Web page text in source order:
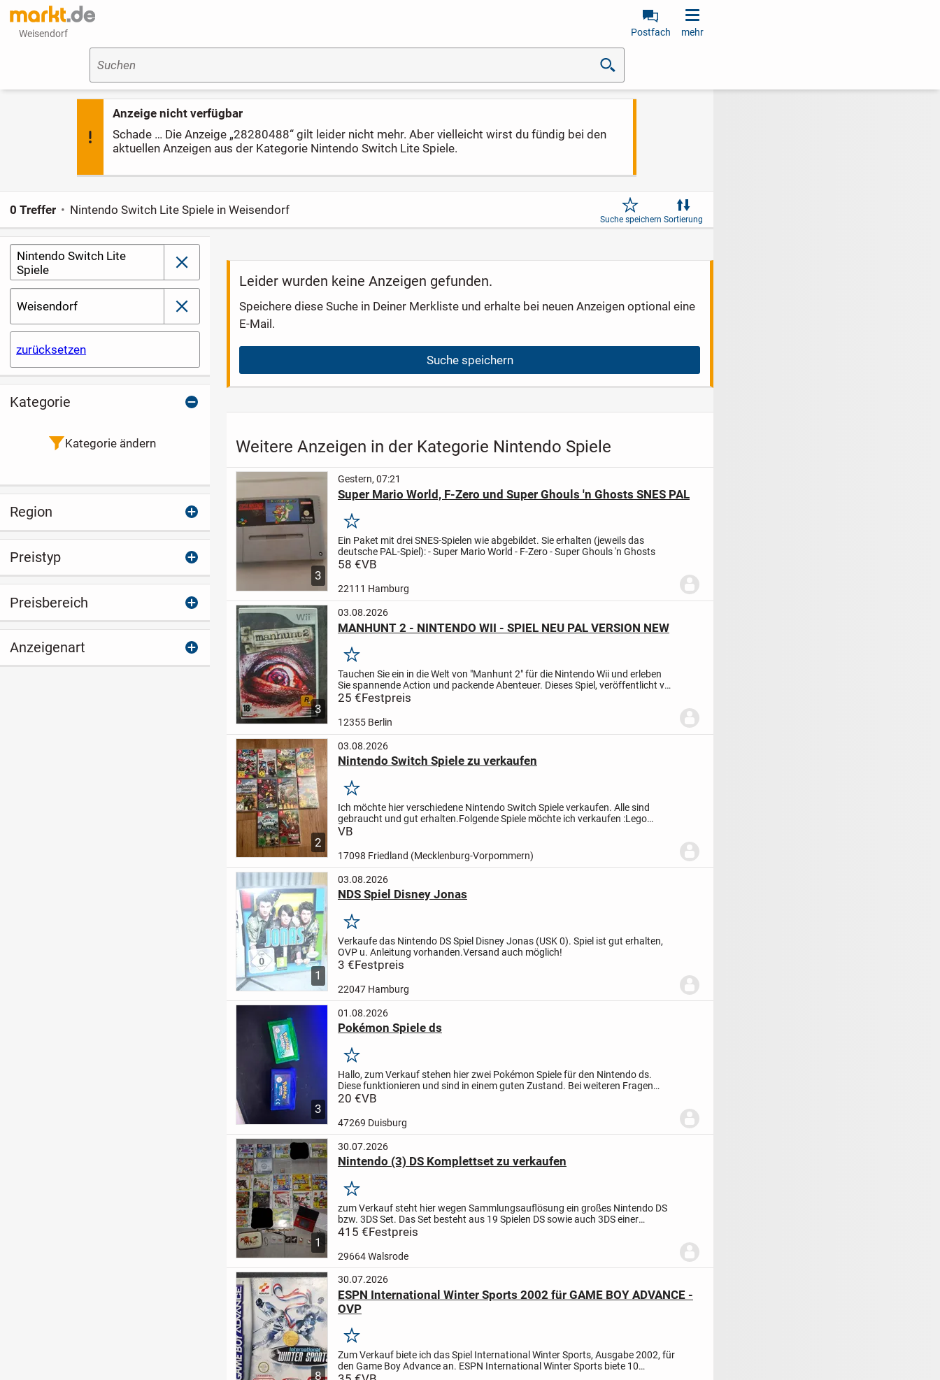
Weisendorf Postfach mehr
Anzeige nicht verfügbar
Schade … Die Anzeige „28280488“ gilt leider nicht mehr. Aber vielleicht wirst du fündig bei den
aktuellen Anzeigen aus der Kategorie Nintendo Switch Lite Spiele.
Suchen
Nintendo Switch Lite
Spiele
schließen
Weisendorf schließen
zurücksetzen
0 Treffer Nintendo Switch Lite Spiele in Weisendorf
Suche speichern Sortierung
Leider wurden keine Anzeigen gefunden.
Speichere diese Suche in Deiner Merkliste und erhalte bei neuen Anzeigen optional eine
E-Mail.
Suche speichern
Weitere Anzeigen in der Kategorie Nintendo Spiele
3
Gestern, 07:21
Super Mario World, F-Zero und Super Ghouls 'n Ghosts SNES PAL
Merken
Ein Paket mit drei SNES-Spielen wie abgebildet. Sie erhalten (jeweils das
deutsche PAL-Spiel):- Super Mario World - F-Zero- Super Ghouls 'n Ghosts
58 €VB
22111 Hamburg
3
03.08.2026
MANHUNT 2 - NINTENDO WII - SPIEL NEU PAL VERSION NEW
Merken
Tauchen Sie ein in die Welt von "Manhunt 2" für die Nintendo Wii und erleben
Sie spannende Action und packende Abenteuer. Dieses Spiel, veröffentlicht von
Nintendo und mit einer Altersfreigabe von USK...
25 €Festpreis
12355 Berlin
2
03.08.2026
Nintendo Switch Spiele zu verkaufen
Merken
Ich möchte hier verschiedene Nintendo Switch Spiele verkaufen. Alle sind
gebraucht und gut erhalten.Folgende Spiele möchte ich verkaufen :Lego
Words. 10 Euro
VB
17098 Friedland (Mecklenburg-Vorpommern)
1
03.08.2026
NDS Spiel Disney Jonas
Merken
Verkaufe das Nintendo DS Spiel Disney Jonas (USK 0). Spiel ist gut erhalten,
OVP u. Anleitung vorhanden.Versand auch möglich!
3 €Festpreis
22047 Hamburg
3
01.08.2026
Pokémon Spiele ds
Merken
Hallo, zum Verkauf stehen hier zwei Pokémon Spiele für den Nintendo ds.
Diese funktionieren und sind in einem guten Zustand. Bei weiteren Fragen
gerne einfach schreiben.
20 €VB
47269 Duisburg
1
30.07.2026
Nintendo (3) DS Komplettset zu verkaufen
Merken
zum Verkauf steht hier wegen Sammlungsauflösung ein großesNintendo DS
bzw. 3DS Set. Das Set besteht aus19 Spielen DS sowie auch 3DSeiner
Nintendo 3DS Konsole in Rot
415 €Festpreis
29664 Walsrode
8
30.07.2026
ESPN International Winter Sports 2002 für GAME BOY ADVANCE -
OVP
Merken
Zum Verkauf biete ich das Spiel International Winter Sports, Ausgabe 2002, für
den Game Boy Advance an. ESPN International Winter Sports biete 10
spannende Wintersportarten an:
Kategorie
Kategorie ändern
Region
Preistyp
Preisbereich
Anzeigenart